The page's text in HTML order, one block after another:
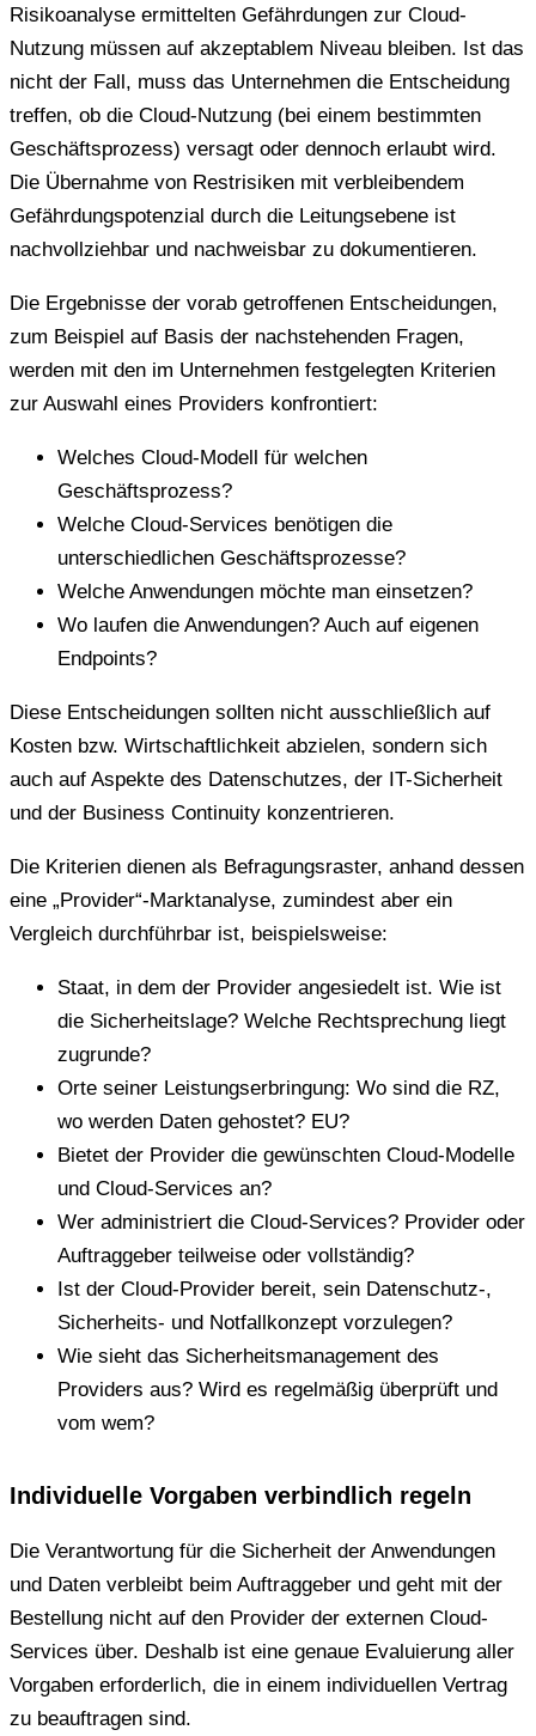
Risikoanalyse ermittelten Gefährdungen zur Cloud-
Nutzung müssen auf akzeptablem Niveau bleiben. Ist das
nicht der Fall, muss das Unternehmen die Entscheidung
treffen, ob die Cloud-Nutzung (bei einem bestimmten
Geschäftsprozess) versagt oder dennoch erlaubt wird.
Die Übernahme von Restrisiken mit verbleibendem
Gefährdungspotenzial durch die Leitungsebene ist
nachvollziehbar und nachweisbar zu dokumentieren.
Die Ergebnisse der vorab getroffenen Entscheidungen,
zum Beispiel auf Basis der nachstehenden Fragen,
werden mit den im Unternehmen festgelegten Kriterien
zur Auswahl eines Providers konfrontiert:
Welches Cloud-Modell für welchen
Geschäftsprozess?
Welche Cloud-Services benötigen die
unterschiedlichen Geschäftsprozesse?
Welche Anwendungen möchte man einsetzen?
Wo laufen die Anwendungen? Auch auf eigenen
Endpoints?
Diese Entscheidungen sollten nicht ausschließlich auf
Kosten bzw. Wirtschaftlichkeit abzielen, sondern sich
auch auf Aspekte des Datenschutzes, der IT-Sicherheit
und der Business Continuity konzentrieren.
Die Kriterien dienen als Befragungsraster, anhand dessen
eine „Provider“-Marktanalyse, zumindest aber ein
Vergleich durchführbar ist, beispielsweise:
Staat, in dem der Provider angesiedelt ist. Wie ist
die Sicherheitslage? Welche Rechtsprechung liegt
zugrunde?
Orte seiner Leistungserbringung: Wo sind die RZ,
wo werden Daten gehostet? EU?
Bietet der Provider die gewünschten Cloud-Modelle
und Cloud-Services an?
Wer administriert die Cloud-Services? Provider oder
Auftraggeber teilweise oder vollständig?
Ist der Cloud-Provider bereit, sein Datenschutz-,
Sicherheits- und Notfallkonzept vorzulegen?
Wie sieht das Sicherheitsmanagement des
Providers aus? Wird es regelmäßig überprüft und
vom wem?
Individuelle Vorgaben verbindlich regeln
Die Verantwortung für die Sicherheit der Anwendungen
und Daten verbleibt beim Auftraggeber und geht mit der
Bestellung nicht auf den Provider der externen Cloud-
Services über. Deshalb ist eine genaue Evaluierung aller
Vorgaben erforderlich, die in einem individuellen Vertrag
zu beauftragen sind.